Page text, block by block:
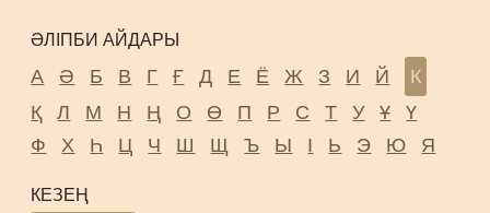
ӘЛІПБИ АЙДАРЫ
А Ә Б В Г Ғ Д Е Ё Ж З И Й
К
Қ
Л М Н Ң О Ө П Р С Т У Ұ
Ү
Ф
Х Һ Ц Ч Ш Щ Ъ Ы І Ь Э Ю Я
КЕЗЕҢ